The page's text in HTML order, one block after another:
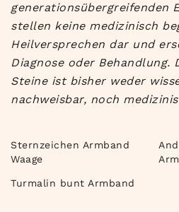
generationsübergreifenden
stellen keine medizinisch
Heilversprechen dar und
Diagnose oder Behandlung.
Steine ist bisher weder
nachweisbar, noch
Sternzeichen Armband
Waage
Turmalin bunt Armband